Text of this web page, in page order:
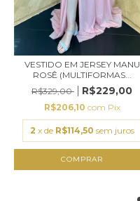
VESTIDO EM JERSEY MANU
ROSÊ (MULTIFORMAS...
R$329,00
R$229,00
R$206,10 com Pix
2 x de R$114,50 sem juros
COMPRAR